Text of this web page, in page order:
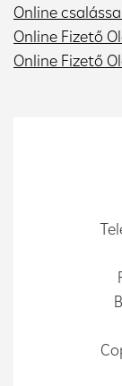
Online
Online Fizető
Online Fizető